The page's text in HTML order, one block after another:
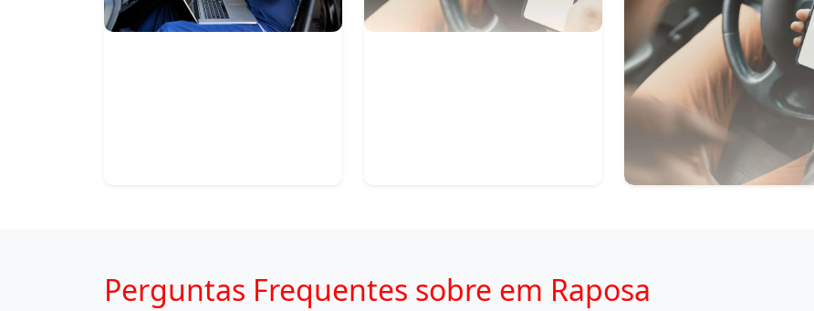
Perguntas Frequentes sobre em Raposa